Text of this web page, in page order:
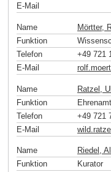
E-Mail
Name
Mörtter,
Funktion
Telefon
+49 721
E-Mail
Name
Ratzel,
Funktion
Telefon
+49 721
E-Mail
Name
Riedel,
Funktion
Kurator